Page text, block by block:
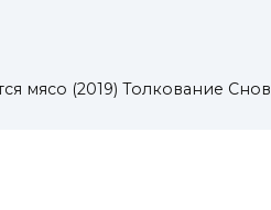
мясо (2019) Толкование Снов